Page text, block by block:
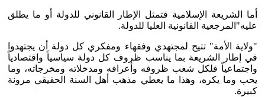
أما الشريعة الإسلامية فتمثل الإطار القانوني للدولة أو ما يطلق
عليه"المرجعية القانونية العليا للدولة.
"ولاية الأمة" تتيح لمجتهدي وفقهاء ومفكري كل دولة أن يجتهدوا
في إطار الشريعة بما يناسب ظروف كل دولة سياسياً واقتصادياً
واجتماعياً فلكل شعب ظروفه وأعرافه ومدخلاته ومخرجاته، وما
يحب وما يكره، وهذا ما يعطي مذهب أهل السنة الحقيقي مرونة
كبيرة.